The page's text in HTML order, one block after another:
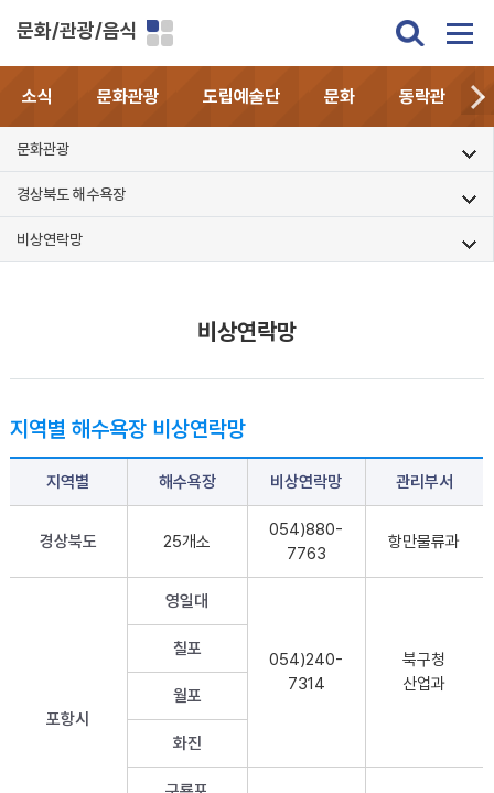
문화/관광/음식
소식 문화관광 도립예술단 문화 동락관
문화관광
경상북도 해수욕장
비상연락망
비상연락망
지역별 해수욕장 비상연락망
지역별 해수욕장 비상연락망 관리부서
경상북도 25개소
054)880-
7763
항만물류과
포항시
영일대
054)240-
7314
북구청
산업과
칠포
월포
화진